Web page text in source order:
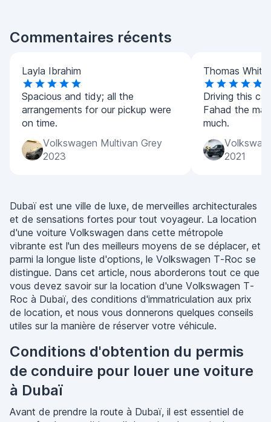
Commentaires récents
Layla Ibrahim
Spacious and tidy; all the
arrangements for our pickup were
on time.
Volkswagen Multivan Grey
2023
Thomas White
Driving this
Fahad the
much.
2021
Dubaï est une ville de luxe, de merveilles architecturales
et de sensations fortes pour tout voyageur. La location
d'une voiture Volkswagen dans cette métropole
vibrante est l'un des meilleurs moyens de se déplacer, et
parmi la longue liste d'options, le Volkswagen T-Roc se
distingue. Dans cet article, nous aborderons tout ce que
vous devez savoir sur la location d'une Volkswagen T-
Roc à Dubaï, des conditions d'immatriculation aux prix
de location, et nous vous donnerons quelques conseils
utiles sur la manière de réserver votre véhicule.
Conditions d'obtention du permis
de conduire pour louer une voiture
à Dubaï
Avant de prendre la route à Dubaï, il est essentiel de